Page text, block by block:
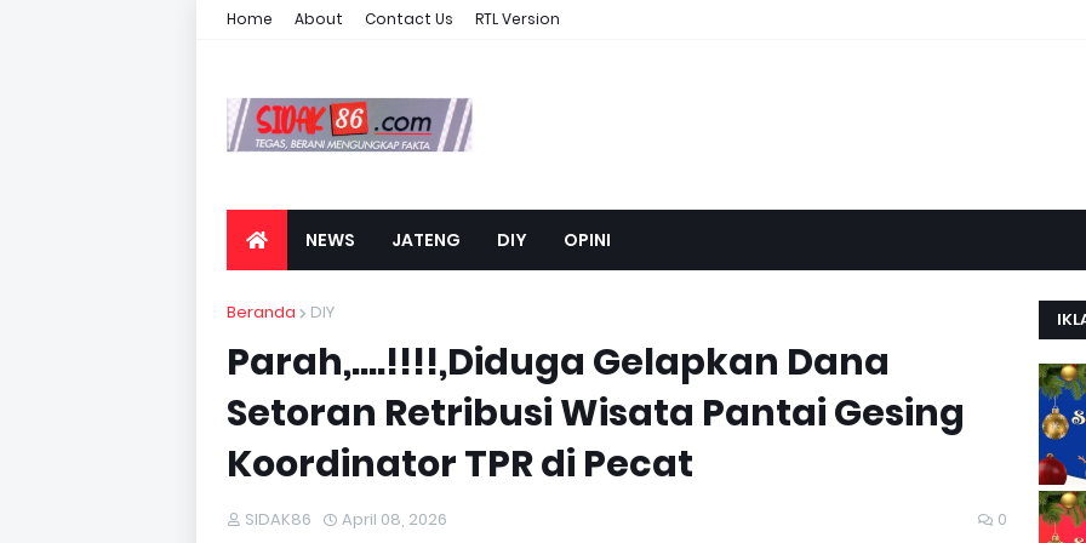
Home About Contact Us RTL Version
NEWS JATENG DIY OPINI
Beranda DIY
Parah,....!!!!,Diduga Gelapkan Dana
Setoran Retribusi Wisata Pantai Gesing
Koordinator TPR di Pecat
SIDAK86 April 08, 2026 0